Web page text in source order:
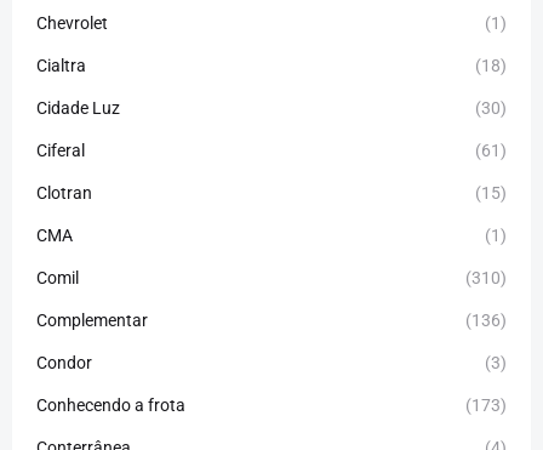
Chevrolet (1)
Cialtra (18)
Cidade Luz (30)
Ciferal (61)
Clotran (15)
CMA (1)
Comil (310)
Complementar (136)
Condor (3)
Conhecendo a frota (173)